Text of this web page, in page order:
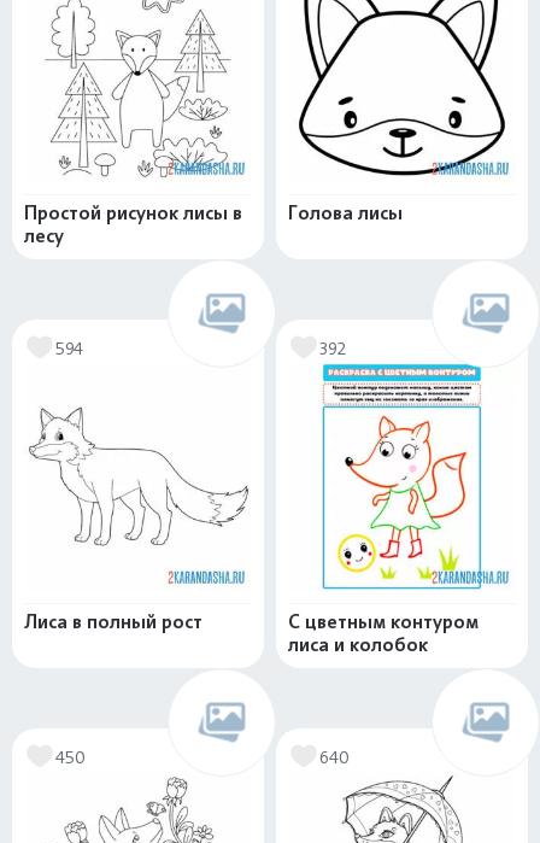
Простой рисунок лисы в
лесу
Голова лисы
594
Лиса в полный рост
392
С цветным контуром
лиса и колобок
450 640